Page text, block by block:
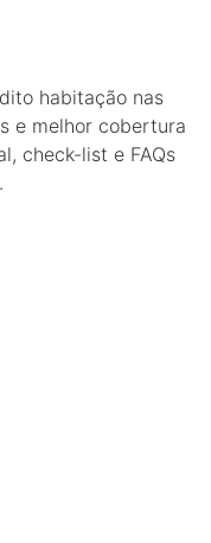
habitação nas
e melhor cobertura
check-list e FAQs